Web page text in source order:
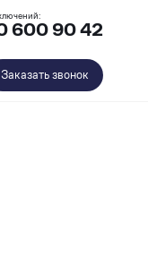
600 90 42
Заказать звонок